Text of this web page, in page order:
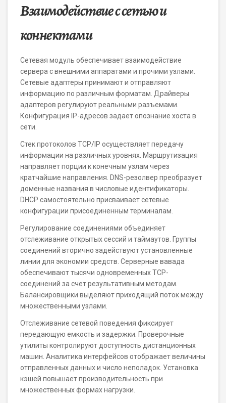
Взаимодействие с сетью и
коннектами
Сетевая модуль обеспечивает взаимодействие
сервера с внешними аппаратами и прочими узлами.
Сетевые адаптеры принимают и отправляют
информацию по различным форматам. Драйверы
адаптеров регулируют реальными разъемами.
Конфигурация IP-адресов задает опознание хоста в
сети.
Стек протоколов TCP/IP осуществляет передачу
информации на различных уровнях. Маршрутизация
направляет порции к конечным узлам через
кратчайшие направления. DNS-резолвер преобразует
доменные названия в числовые идентификаторы.
DHCP самостоятельно присваивает сетевые
конфигурации присоединенным терминалам.
Регулирование соединениями объединяет
отслеживание открытых сессий и таймаутов. Группы
соединений вторично задействуют установленные
линии для экономии средств. Серверные вавада
обеспечивают тысячи одновременных TCP-
соединений за счет результативным методам.
Балансировщики выделяют приходящий поток между
множественными узлами.
Отслеживание сетевой поведения фиксирует
передающую емкость и задержки. Проверочные
утилиты контролируют доступность дистанционных
машин. Аналитика интерфейсов отображает величины
отправленных данных и число неполадок. Установка
кэшей повышает производительность при
множественных формах нагрузки.